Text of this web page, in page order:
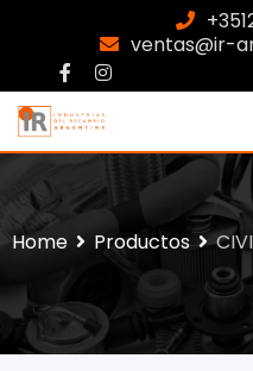
ventas@ir-
Home Productos